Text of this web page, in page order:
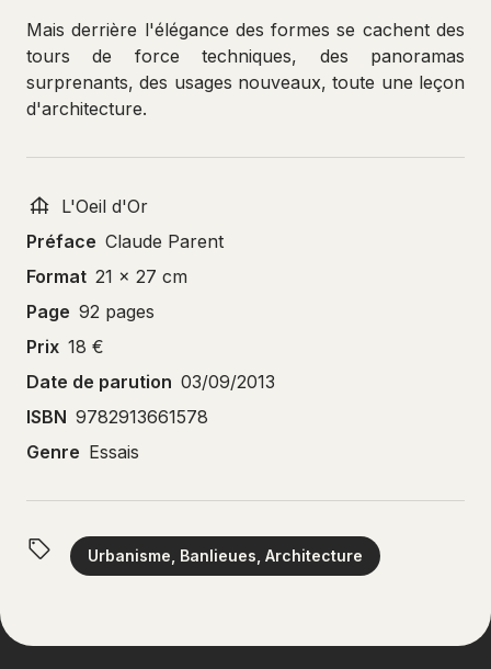
Mais derrière l'élégance des formes se cachent des
tours de force techniques, des panoramas
surprenants, des usages nouveaux, toute une leçon
d'architecture.
L'Oeil d'Or
Préface Claude Parent
Format 21 x 27 cm
Page 92 pages
Prix 18 €
Date de parution 03/09/2013
ISBN 9782913661578
Genre Essais
Urbanisme, Banlieues, Architecture